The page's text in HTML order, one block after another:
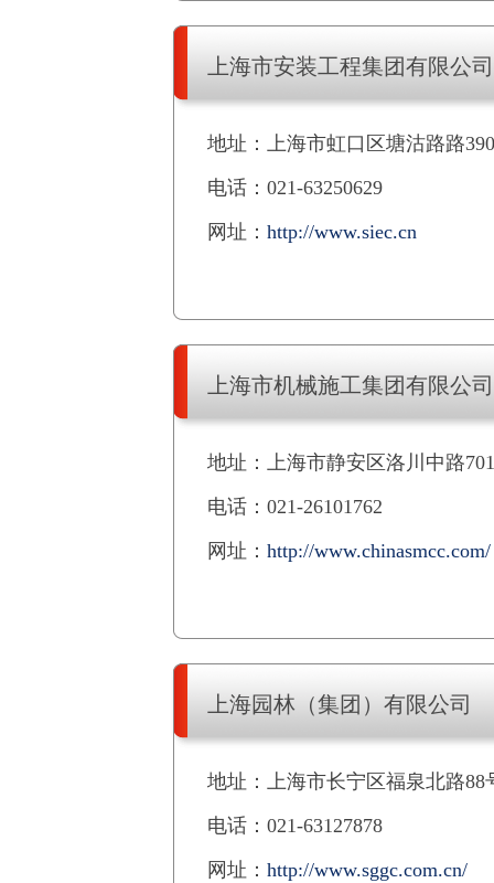
上海市安装工程集团有限公司
地址：上海市虹口区塘沽路路
电话：021-63250629
网址： http://www.siec.cn
上海市机械施工集团有限公司
地址：上海市静安区洛川中路
电话：021-26101762
网址： http://www.chinasmcc.com/
上海园林（集团）有限公司
地址：上海市长宁区福泉北路88
电话：021-63127878
网址： http://www.sggc.com.cn/